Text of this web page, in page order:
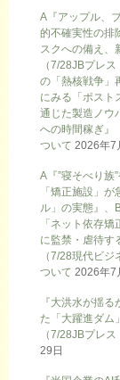
A『アップル、
的不確実性の排
スクへの備え、
（7/28JBプレ
の「熱核戦争」
にみる「ポス
通じた製造ノウ
への時間稼ぎ
ついて 2026年7
A『”寝そべり族
「矯正施設」
ル」の実態』、
「ネット依存
に監禁・虐待す
（7/28現代ビ
ついて 2026年7
『大洪水が揺
た「大躍進ダム
（7/28JBプレ
29日